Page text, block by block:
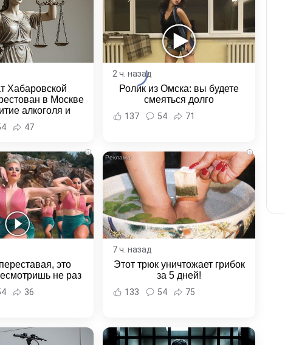
Хабаровской
в Москве
алкоголя и
полиции -
Хабаровска и
47
2 ч. назад
Ролик из Омска: вы будете
смеяться долго
137 54 71
i
это
не раз
36
i
7 ч. назад
Этот трюк уничтожает грибок
за 5 дней!
133 54 75